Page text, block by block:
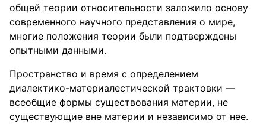
общей теории относительности заложило основу
современного научного представления о мире,
многие положения теории были подтверждены
опытными данными.
Пространство и время с определением
диалектико-материалестической трактовки —
всеобщие формы существования материи, не
существующие вне материи и независимо от нее.